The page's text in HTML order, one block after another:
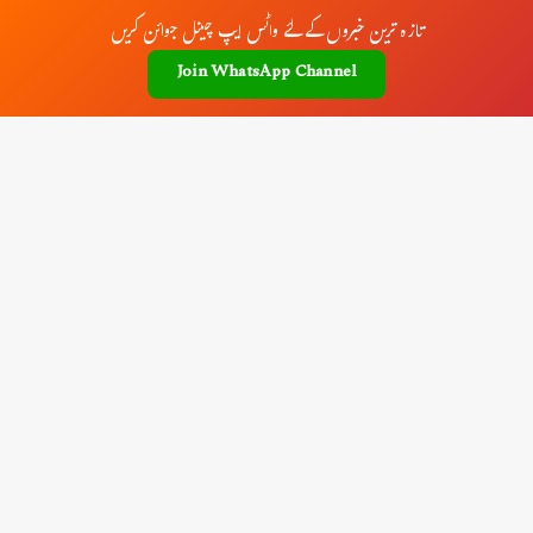
تازہ ترین خبروں کے لئے واٹس ایپ چینل جوائن کریں
Join WhatsApp Channel